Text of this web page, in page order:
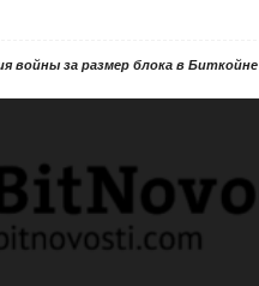
войны за размер блока в Биткойне